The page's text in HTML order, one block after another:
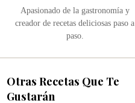
Apasionado de la gastronomía y
creador de recetas deliciosas paso a
paso.
Otras Recetas Que Te
Gustarán